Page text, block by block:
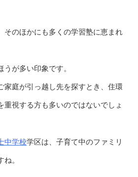
そのほかにも多くの学習塾に恵まれ
が多い印象です。
家庭が引っ越し先を探すとき、住環
重視する方も多いのではないでしょ
中学校学区は、子育て中のファミリ
。